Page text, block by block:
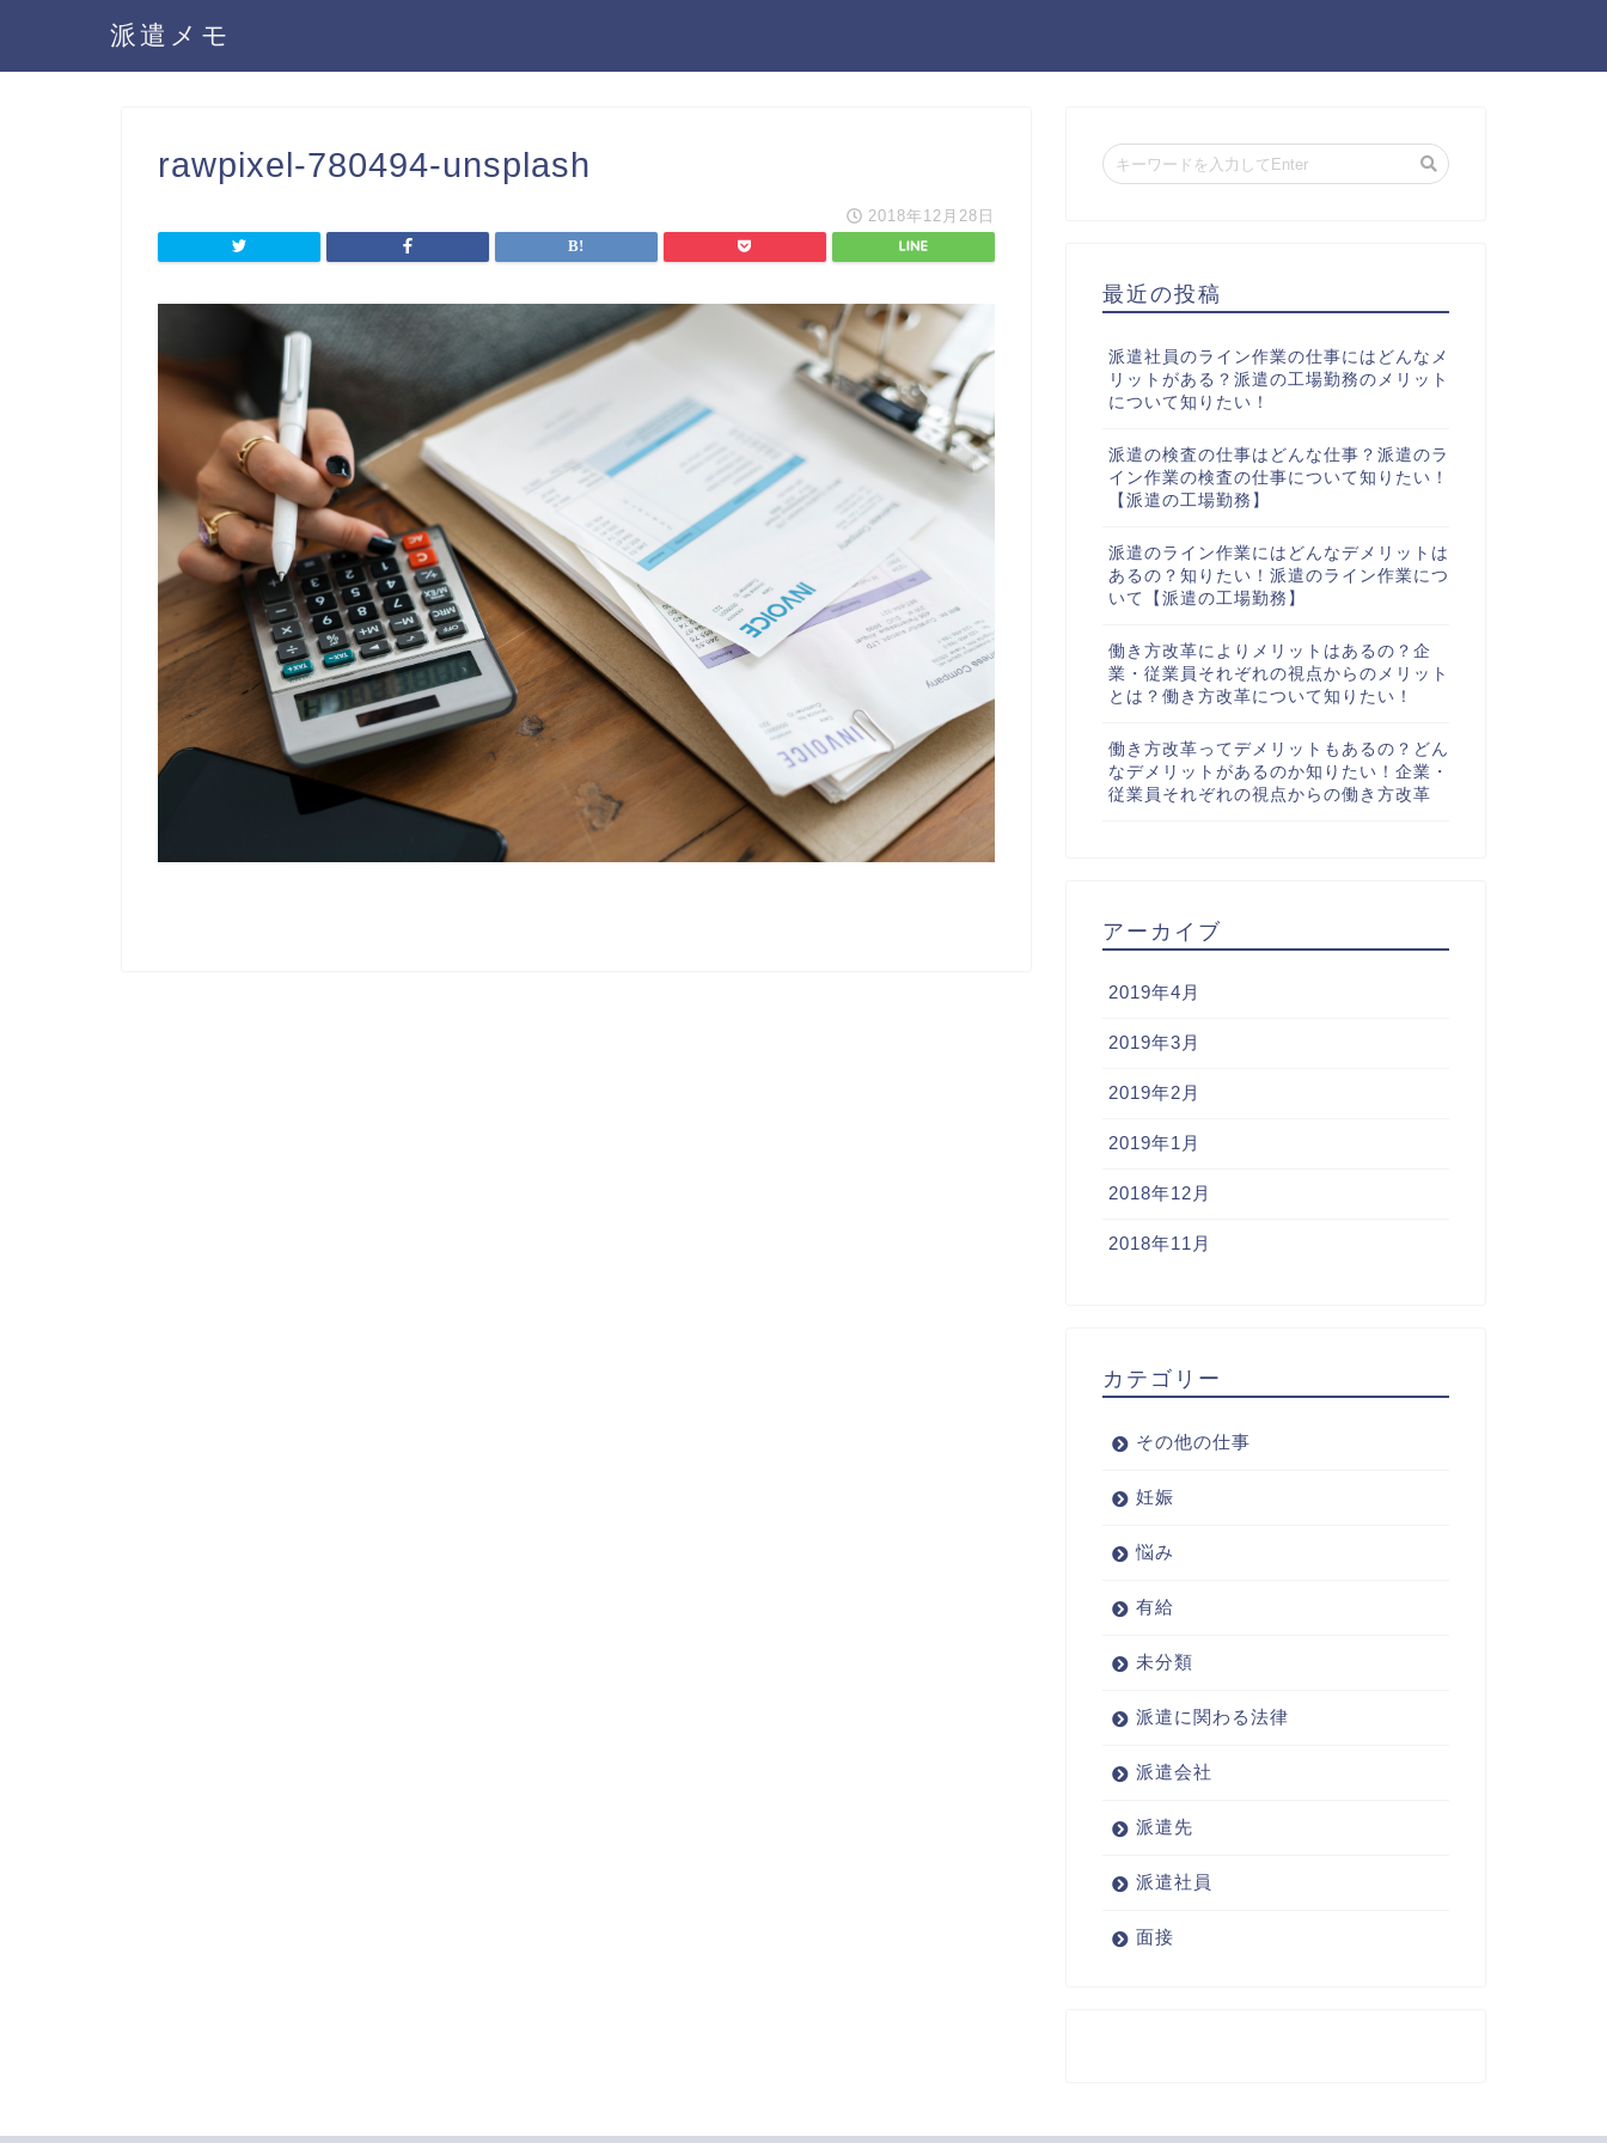
派遣メモ
rawpixel-780494-unsplash
2018年12月28日
最近の投稿
派遣社員のライン作業の仕事にはどんなメ
リットがある？派遣の工場勤務のメリット
について知りたい！
派遣の検査の仕事はどんな仕事？派遣のラ
イン作業の検査の仕事について知りたい！
【派遣の工場勤務】
派遣のライン作業にはどんなデメリットは
あるの？知りたい！派遣のライン作業につ
いて【派遣の工場勤務】
働き方改革によりメリットはあるの？企
業・従業員それぞれの視点からのメリット
とは？働き方改革について知りたい！
働き方改革ってデメリットもあるの？どん
なデメリットがあるのか知りたい！企業・
従業員それぞれの視点からの働き方改革
アーカイブ
2019年4月
2019年3月
2019年2月
2019年1月
2018年12月
2018年11月
カテゴリー
その他の仕事
妊娠
悩み
有給
未分類
派遣に関わる法律
派遣会社
派遣先
派遣社員
面接